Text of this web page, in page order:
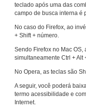
teclado após uma das
campo de busca interna é
No caso do Firefox, ao
+ Shift + número.
Sendo Firefox no Mac OS,
simultaneamente Ctrl + Alt
No Opera, as teclas são
A seguir, você poderá
termo acessibilidade e
Internet.